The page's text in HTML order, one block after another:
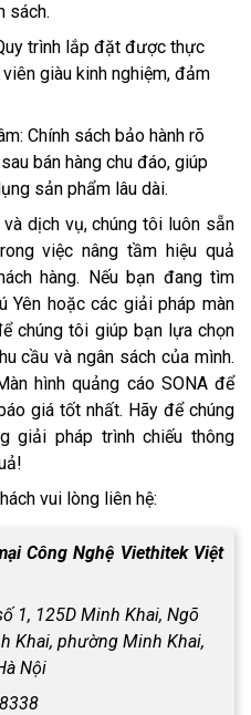
sách.
trình lắp đặt được thực
giàu kinh nghiệm, đảm
Chính sách bảo hành rõ
bán hàng chu đáo, giúp
sản phẩm lâu dài.
dịch vụ, chúng tôi luôn sẵn
việc nâng tầm hiệu quả
hàng. Nếu bạn đang tìm
Yên hoặc các giải pháp màn
chúng tôi giúp bạn lựa chọn
cầu và ngân sách của mình.
hình quảng cáo SONA để
giá tốt nhất. Hãy để chúng
giải pháp trình chiếu thông
vui lòng liên hệ:
Công Nghệ Viethitek Việt
1, 125D Minh Khai, Ngõ
Khai, phường Minh Khai,
Nội